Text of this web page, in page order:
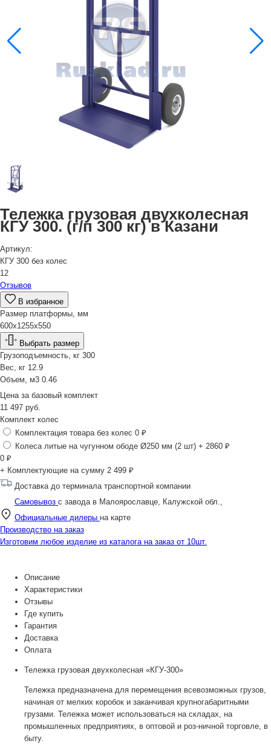
Тележка грузовая двухколесная
КГУ 300. (г/п 300 кг) в Казани
Артикул:
КГУ 300 без колес
12
Отзывов
В избранное
Размер платформы, мм
600х1255х550
Выбрать размер
Грузоподъемность, кг 300
Вес, кг 12.9
Объем, м3 0.46
Цена за базовый комплект
11 497 руб.
Комплект колес
Комплектация товара без колес 0 ₽
Колеса литые на чугунном ободе Ø250 мм (2 шт) + 2860 ₽
0 ₽
+ Комплектующие на сумму 2 499 ₽
Доставка до терминала транспортной компании
Самовывоз с завода в Малоярославце, Калужской обл.,
Официальные дилеры на карте
Производство на заказ
Изготовим любое изделие из каталога на заказ от 10шт.
Описание
Характеристики
Отзывы
Где купить
Гарантия
Доставка
Оплата
Тележка грузовая двухколесная «КГУ-300»
Тележка предназначена для перемещения всевозможных грузов,
начиная от мелких коробок и заканчивая крупногабаритными
грузами. Тележка может использоваться на складах, на
промышленных предприятиях, в оптовой и роз-ничной торговле, в
быту.